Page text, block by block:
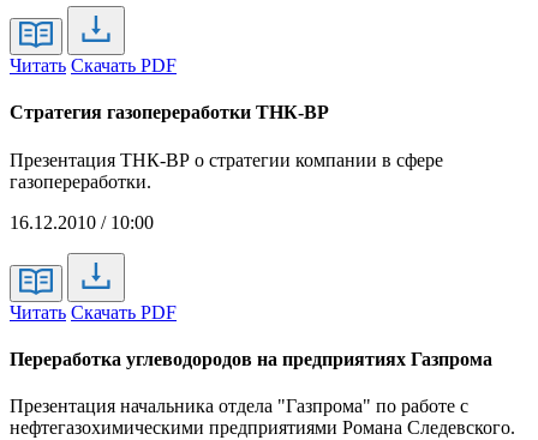
Читать Скачать PDF
Стратегия газопереработки ТНК-ВР
Презентация ТНК-ВР о стратегии компании в сфере
газопереработки.
16.12.2010 / 10:00
Читать Скачать PDF
Переработка углеводородов на предприятиях Газпрома
Презентация начальника отдела "Газпрома" по работе с
нефтегазохимическими предприятиями Романа Следевского.